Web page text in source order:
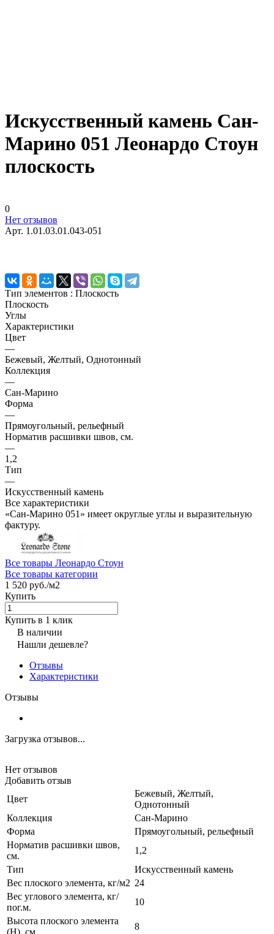
Искусственный камень Сан-
Марино 051 Леонардо Стоун
плоскость
0
Нет отзывов
Арт. 1.01.03.01.043-051
Тип элементов : Плоскость
Плоскость
Углы
Характеристики
Цвет
—
Бежевый, Желтый, Однотонный
Коллекция
—
Сан-Марино
Форма
—
Прямоугольный, рельефный
Норматив расшивки швов, см.
—
1,2
Тип
—
Искусственный камень
Все характеристики
«Сан-Марино 051» имеет округлые углы и выразительную
фактуру.
Все товары Леонардо Стоун
Все товары категории
1 520 руб./м2
Купить
Купить в 1 клик
В наличии
Нашли дешевле?
Отзывы
Характеристики
Отзывы
Загрузка отзывов...
Нет отзывов
Добавить отзыв
Цвет
Бежевый, Желтый,
Однотонный
Коллекция
Сан-Марино
Форма
Прямоугольный, рельефный
Норматив расшивки швов,
см.
1,2
Тип
Искусственный камень
Вес плоского элемента, кг/м2 24
Вес углового элемента, кг/
пог.м.
10
Высота плоского элемента
(H), см.
8